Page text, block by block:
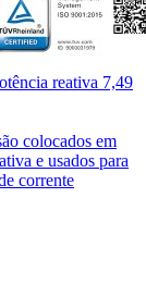
reativa 7,49
colocados em
e usados para
corrente